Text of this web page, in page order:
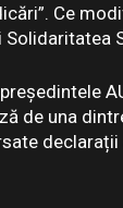
Ce
Solidaritatea
de una
declarații